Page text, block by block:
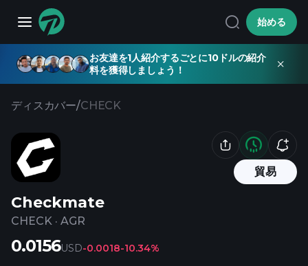
始める
お友達を1人紹介するごとに10ドルの紹介
料を獲得しましょう！
ディスカバー/CHECK
貿易
Checkmate
CHECK · AGR
0.0156USD-0.0018-10.34%